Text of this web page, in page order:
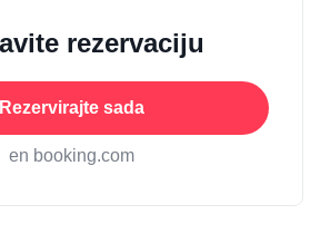
rezervaciju
Rezervirajte sada
en booking.com